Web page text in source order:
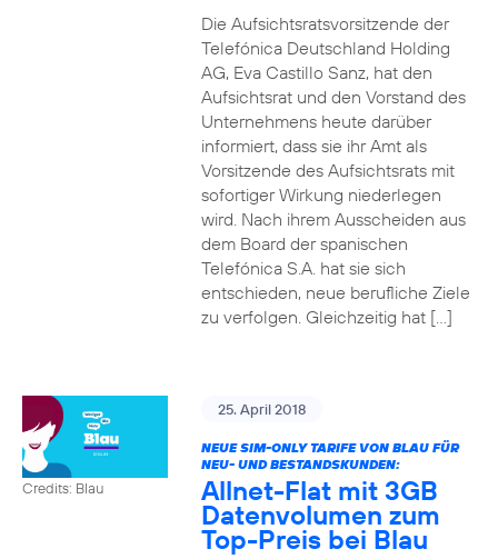
Die Aufsichtsratsvorsitzende der
Telefónica Deutschland Holding
AG, Eva Castillo Sanz, hat den
Aufsichtsrat und den Vorstand des
Unternehmens heute darüber
informiert, dass sie ihr Amt als
Vorsitzende des Aufsichtsrats mit
sofortiger Wirkung niederlegen
wird. Nach ihrem Ausscheiden aus
dem Board der spanischen
Telefónica S.A. hat sie sich
entschieden, neue berufliche Ziele
zu verfolgen. Gleichzeitig hat […]
Credits: Blau
25. April 2018
NEUE SIM-ONLY TARIFE VON BLAU FÜR
NEU- UND BESTANDSKUNDEN:
Allnet-Flat mit 3GB
Datenvolumen zum
Top-Preis bei Blau